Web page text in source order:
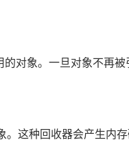
对象。一旦对象不再被
这种回收器会产生内